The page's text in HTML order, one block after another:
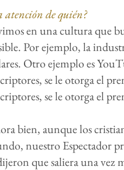
atención de quién?
en una cultura que
Por ejemplo, la
Otro ejemplo es
se le otorga el
se le otorga el
bien, aunque los
nuestro Espectador
que saliera una vez